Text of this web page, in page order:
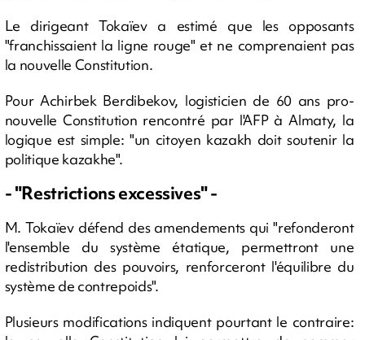
Le dirigeant Tokaïev a estimé que les opposants
"franchissaient la ligne rouge" et ne comprenaient pas
la nouvelle Constitution.
Pour Achirbek Berdibekov, logisticien de 60 ans pro-
nouvelle Constitution rencontré par l'AFP à Almaty, la
logique est simple: "un citoyen kazakh doit soutenir la
politique kazakhe".
- "Restrictions excessives" -
M. Tokaïev défend des amendements qui "refonderont
l'ensemble du système étatique, permettront une
redistribution des pouvoirs, renforceront l'équilibre du
système de contrepoids".
Plusieurs modifications indiquent pourtant le contraire: